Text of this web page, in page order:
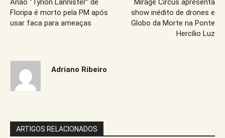
Anão “Tyrion Lannister” de
Floripa é morto pela PM após
usar faca para ameaças
Mirage Circus apresenta
show inédito de drones e
Globo da Morte na Ponte
Hercílio Luz
Adriano Ribeiro
ARTIGOS RELACIONADOS